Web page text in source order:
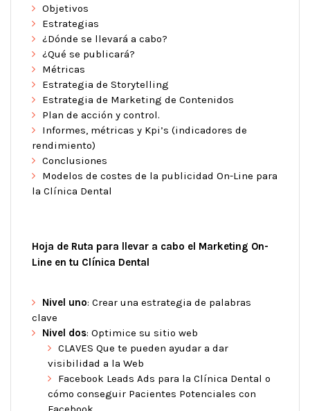
Objetivos
Estrategias
¿Dónde se llevará a cabo?
¿Qué se publicará?
Métricas
Estrategia de Storytelling
Estrategia de Marketing de Contenidos
Plan de acción y control.
Informes, métricas y Kpi’s (indicadores de
rendimiento)
Conclusiones
Modelos de costes de la publicidad On-Line para
la Clínica Dental
Hoja de Ruta para llevar a cabo el Marketing On-
Line en tu Clínica Dental
Nivel uno: Crear una estrategia de palabras
clave
Nivel dos: Optimice su sitio web
CLAVES Que te pueden ayudar a dar
visibilidad a la Web
Facebook Leads Ads para la Clínica Dental o
cómo conseguir Pacientes Potenciales con